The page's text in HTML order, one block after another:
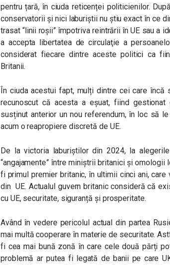
pentru țară, în ciuda reticenței politicienilor.
conservatorii și nici laburiștii nu știu exact în ce
trasat “linii roşii” împotriva reintrării în UE sau a
a accepta libertatea de circulaţie a
considerat fiecare dintre aceste politici ca
Britanii.
În ciuda acestui fapt, mulți dintre cei care încă
recunoscut că acesta a eșuat, fiind
susținut anterior un nou referendum, în loc să
acum o reapropiere discretă de UE.
De la victoria laburiştilor din 2024, la
“angajamente” între miniştrii britanici şi omologii
fi primul premier britanic, în ultimii cinci ani,
din UE. Actualul guvern britanic consideră că
cu UE, securitate, siguranță și prosperitate.
Având în vedere pericolul actual din partea
mai multă cooperare în materie de securitate.
fi cea mai bună zonă în care cele două părți
problemă ar putea fi legată de banii pe care